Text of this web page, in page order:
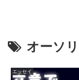
オーソ
エッセイ